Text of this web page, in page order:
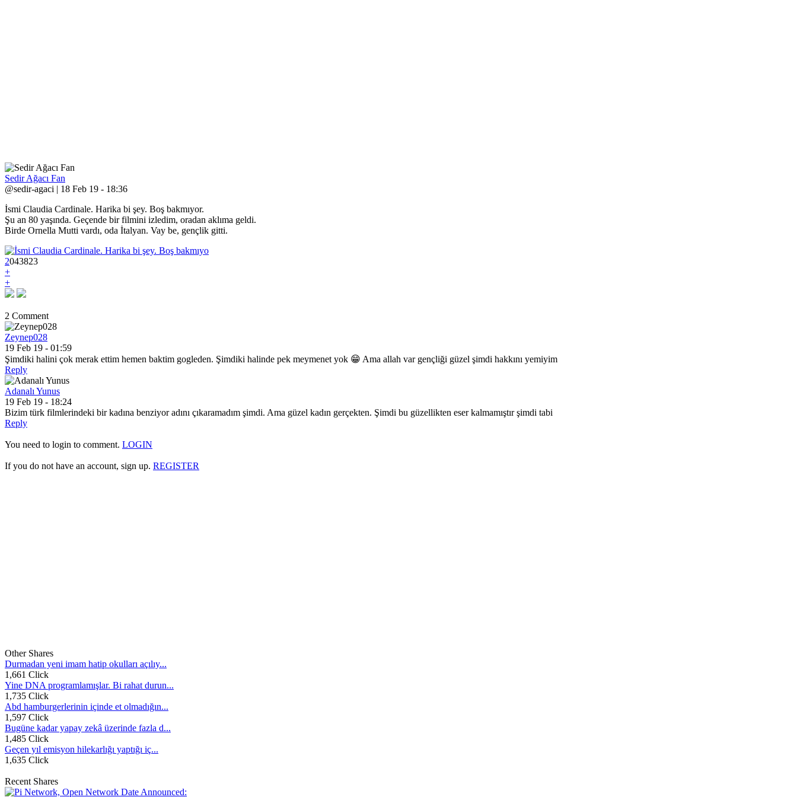
Sedir Ağacı Fan
@sedir-agaci | 18 Feb 19 - 18:36
İsmi Claudia Cardinale. Harika bi şey. Boş bakmıyor.
Şu an 80 yaşında. Geçende bir filmini izledim, oradan aklıma geldi.
Birde Ornella Mutti vardı, oda İtalyan. Vay be, gençlik gitti.
2043823
+
+
2 Comment
Zeynep028
19 Feb 19 - 01:59
Şimdiki halini çok merak ettim hemen baktim gogleden. Şimdiki halinde pek meymenet yok 😁 Ama allah var gençliği güzel şimdi hakkını yemiyim
Reply
Adanalı Yunus
19 Feb 19 - 18:24
Bizim türk filmlerindeki bir kadına benziyor adını çıkaramadım şimdi. Ama güzel kadın gerçekten. Şimdi bu güzellikten eser kalmamıştır şimdi tabi
Reply
You need to login to comment. LOGIN
If you do not have an account, sign up. REGISTER
Other Shares
Durmadan yeni imam hatip okulları açılıy...
1,661 Click
Yine DNA programlamışlar. Bi rahat durun...
1,735 Click
Abd hamburgerlerinin içinde et olmadığın...
1,597 Click
Bugüne kadar yapay zekâ üzerinde fazla d...
1,485 Click
Geçen yıl emisyon hilekarlığı yaptığı iç...
1,635 Click
Recent Shares